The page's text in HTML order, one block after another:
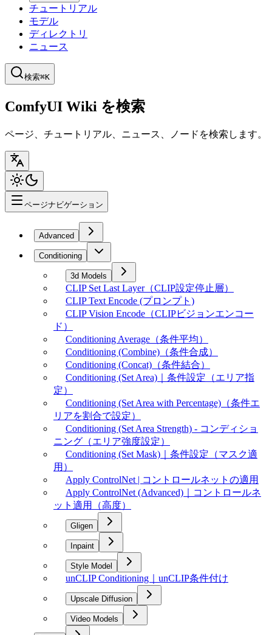
チュートリアル
モデル
ディレクトリ
ニュース
検索⌘K
ComfyUI Wiki を検索
ページ、チュートリアル、ニュース、ノードを検索します。
ページナビゲーション
Advanced
Conditioning
3d Models
CLIP Set Last Layer（CLIP設定停止層）
CLIP Text Encode (プロンプト)
CLIP Vision Encode（CLIPビジョンエンコー
ド）
Conditioning Average（条件平均）
Conditioning (Combine)（条件合成）
Conditioning (Concat)（条件結合）
Conditioning (Set Area)｜条件設定（エリア指
定）
Conditioning (Set Area with Percentage)（条件エ
リアを割合で設定）
Conditioning (Set Area Strength) - コンディショ
ニング（エリア強度設定）
Conditioning (Set Mask)｜条件設定（マスク適
用）
Apply ControlNet | コントロールネットの適用
Apply ControlNet (Advanced)｜コントロールネ
ット適用（高度）
Gligen
Inpaint
Style Model
unCLIP Conditioning｜unCLIP条件付け
Upscale Diffusion
Video Models